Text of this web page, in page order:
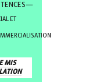
ET
MIS